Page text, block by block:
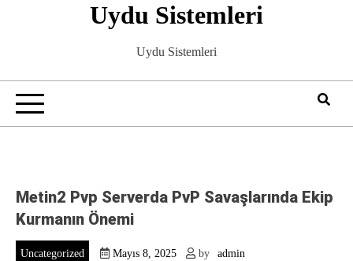
Uydu Sistemleri
Uydu Sistemleri
Metin2 Pvp Serverda PvP Savaşlarında Ekip
Kurmanın Önemi
Uncategorized Mayıs 8, 2025 by admin